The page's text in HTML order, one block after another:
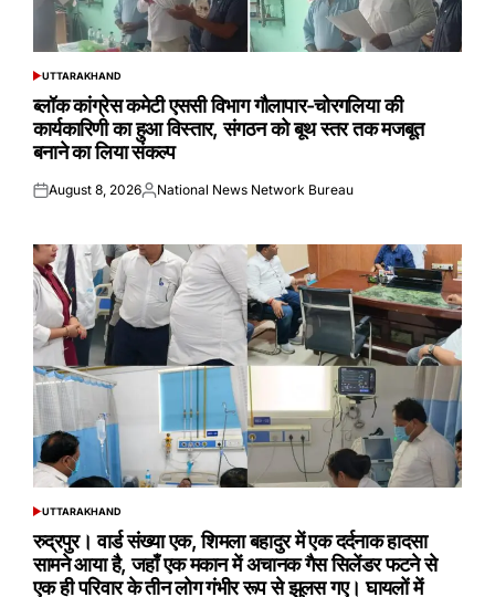
POSTED
UTTARAKHAND
ब्लॉक कांग्रेस कमेटी एससी विभाग गौलापार-चोरगलिया की
कार्यकारिणी का हुआ विस्तार, संगठन को बूथ स्तर तक मजबूत
बनाने का लिया संकल्प
Posted
August 8, 2026Posted
National News Network Bureau
POSTED
UTTARAKHAND
रुद्रपुर। वार्ड संख्या एक, शिमला बहादुर में एक दर्दनाक हादसा
सामने आया है, जहाँ एक मकान में अचानक गैस सिलेंडर फटने से
एक ही परिवार के तीन लोग गंभीर रूप से झुलस गए। घायलों में